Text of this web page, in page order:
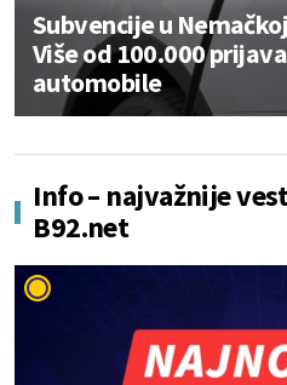
Subvencije u
Više od 100.000
automobile
Info – najvažnije
B92.net